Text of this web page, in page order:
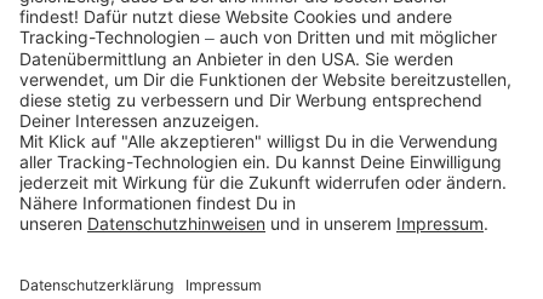
Folge uns auf
* Versandkostenfrei ab 9,00 € Bestellwert innerhalb
Deutschlands
** Lieferzeit 1-3 Werktage innerhalb Deutschlands
Thienemann-Esslinger Verlag GmbH, Blumenstraße 36, D-70182